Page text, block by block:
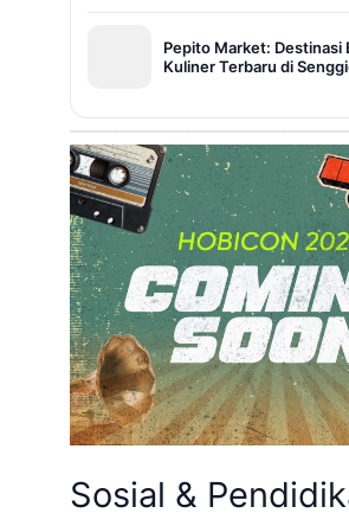
Pepito Market: Destinasi
Kuliner Terbaru di
Sosial &